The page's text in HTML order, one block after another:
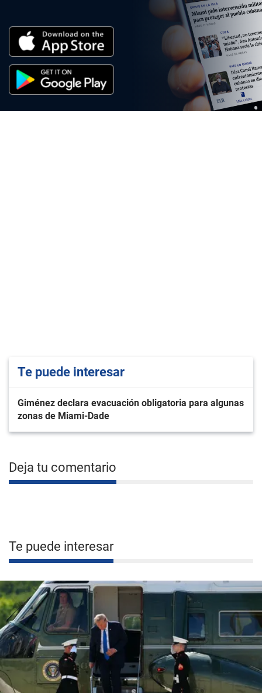
Te puede interesar
Giménez declara evacuación obligatoria para algunas
zonas de Miami-Dade
Deja tu comentario
Te puede interesar